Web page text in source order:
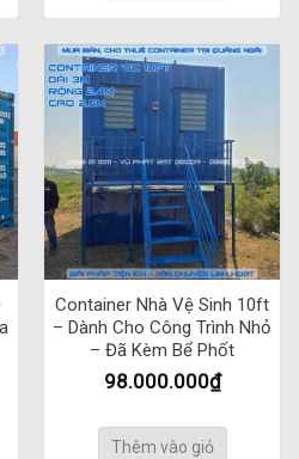
Container Nhà Vệ Sinh 10ft
– Dành Cho Công Trình Nhỏ
– Đã Kèm Bể Phốt
98.000.000₫
Thêm vào giỏ